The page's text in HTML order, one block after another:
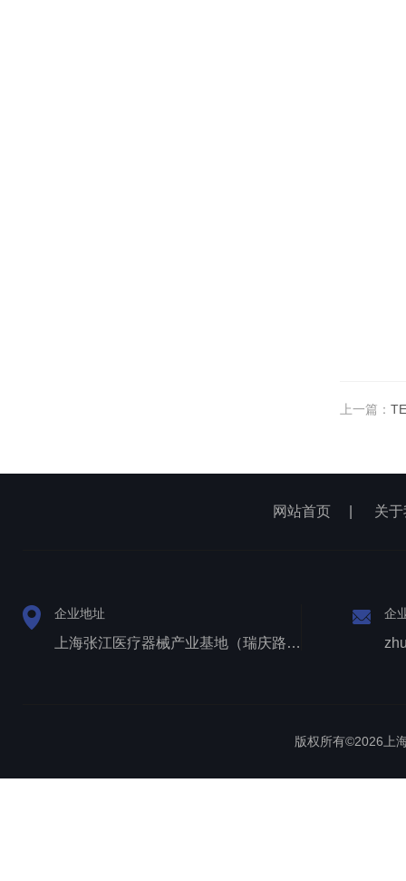
上一篇：
网站首页 关
企业地址
上海张江医疗器械产业基地（瑞庆路528号）
企
版权所有©2026